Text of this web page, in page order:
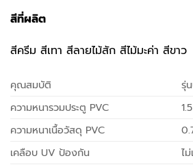
สีที่ผลิต
สีครีม สีเทา สีลายไม้สัก สีไม้มะค่า สีขาว
คุณสมบัติ
รุ่
ความหนารวมประตู PVC
ความหนาเนื้อวัสดุ PVC
เคลือบ UV ป้องกัน
ไ